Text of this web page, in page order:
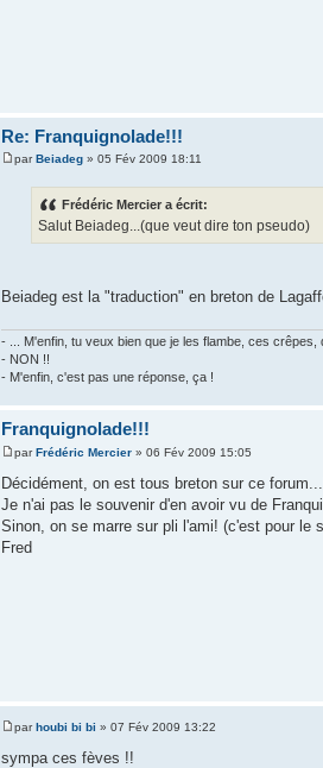
Re: Franquignolade!!!
parBeiadeg » 05 Fév 2009 18:11
Frédéric Mercier a écrit:
Salut Beiadeg...(que veut dire ton pseudo)
Beiadeg est la "traduction" en breton de
- ... M'enfin, tu veux bien que je les flambe, ces
- NON !!
- M'enfin, c'est pas une réponse, ça !
Franquignolade!!!
parFrédéric Mercier » 06 Fév 2009 15:05
Décidément, on est tous breton sur ce
Je n'ai pas le souvenir d'en avoir vu de
Sinon, on se marre sur pli l'ami! (c'est pour le
Fred
parhoubi bi bi » 07 Fév 2009 13:22
sympa ces fèves !!